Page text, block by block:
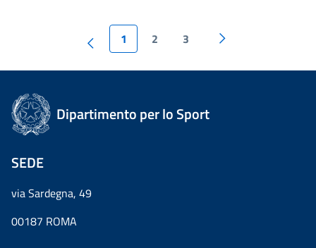
1 2 3
Dipartimento per lo Sport
SEDE
via Sardegna, 49
00187 ROMA